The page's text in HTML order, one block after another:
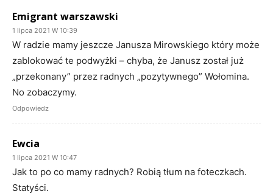
Emigrant warszawski
1 lipca 2021 W 10:39
W radzie mamy jeszcze Janusza Mirowskiego który może
zablokować te podwyżki – chyba, że Janusz został już
„przekonany” przez radnych „pozytywnego” Wołomina.
No zobaczymy.
Odpowiedz
Ewcia
1 lipca 2021 W 10:47
Jak to po co mamy radnych? Robią tłum na foteczkach.
Statyści.